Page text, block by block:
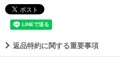
返品特約に関する重要事項